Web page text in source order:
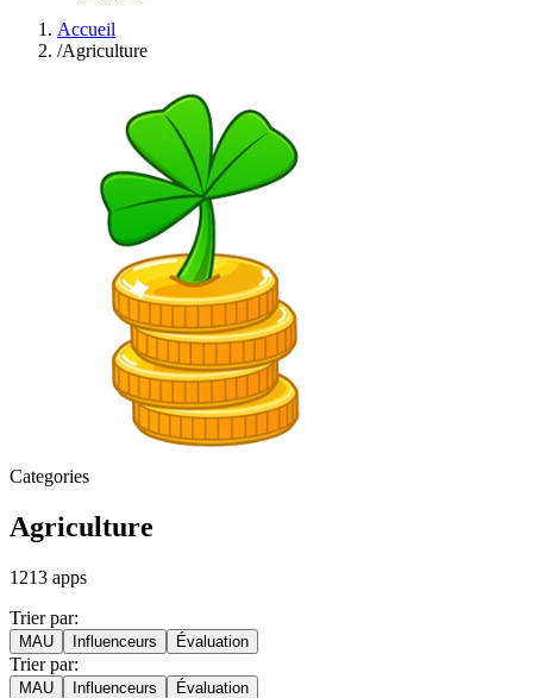
Accueil
/Agriculture
Categories
Agriculture
1213 apps
Trier par:
MAU Influenceurs Évaluation
Trier par:
MAU Influenceurs Évaluation